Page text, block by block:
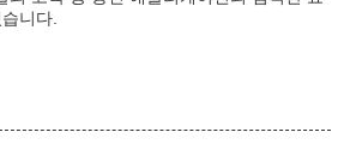
니다.